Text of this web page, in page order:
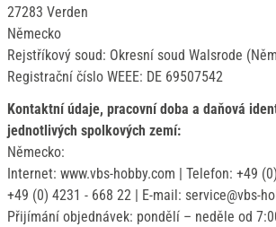
27283 Verden
Německo
Rejstříkový soud: Okresní soud Walsrode
Registrační číslo WEEE: DE 69507542
Kontaktní údaje, pracovní doba a daňová
jednotlivých spolkových zemí:
Německo:
Internet: www.vbs-hobby.com | Telefon: +49
+49 (0) 4231 - 668 22 | E-mail: service@vbs-
Přijímání objednávek: pondělí – neděle od